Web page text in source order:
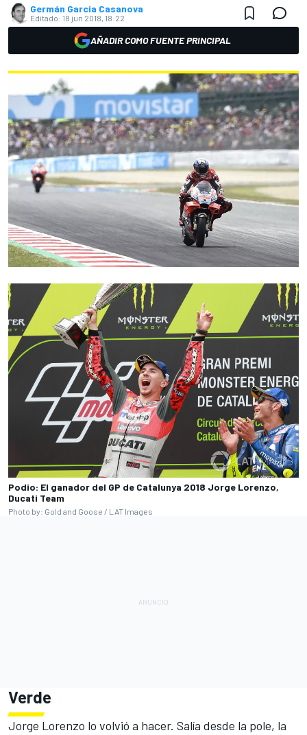
Germán Garcia Casanova
Editado: 18 jun 2018, 18:22
AÑADIR COMO FUENTE PRINCIPAL
Podio: El ganador del GP de Catalunya 2018 Jorge Lorenzo,
Ducati Team
Photo by: Gold and Goose / LAT Images
Verde
Jorge Lorenzo lo volvió a hacer. Salía desde la pole, la